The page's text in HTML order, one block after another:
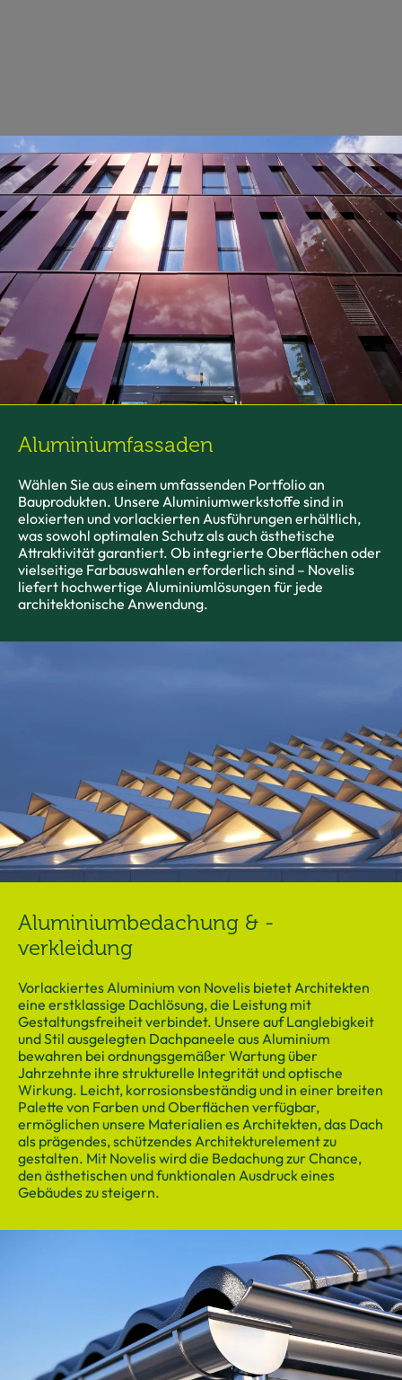
Aluminiumfassaden
Wählen Sie aus einem umfassenden Portfolio an
Bauprodukten. Unsere Aluminiumwerkstoffe sind in
eloxierten und vorlackierten Ausführungen erhältlich,
was sowohl optimalen Schutz als auch ästhetische
Attraktivität garantiert. Ob integrierte Oberflächen oder
vielseitige Farbauswahlen erforderlich sind – Novelis
liefert hochwertige Aluminiumlösungen für jede
architektonische Anwendung.
Aluminiumbedachung & -
verkleidung
Vorlackiertes Aluminium von Novelis bietet Architekten
eine erstklassige Dachlösung, die Leistung mit
Gestaltungsfreiheit verbindet. Unsere auf Langlebigkeit
und Stil ausgelegten Dachpaneele aus Aluminium
bewahren bei ordnungsgemäßer Wartung über
Jahrzehnte ihre strukturelle Integrität und optische
Wirkung. Leicht, korrosionsbeständig und in einer breiten
Palette von Farben und Oberflächen verfügbar,
ermöglichen unsere Materialien es Architekten, das Dach
als prägendes, schützendes Architekturelement zu
gestalten. Mit Novelis wird die Bedachung zur Chance,
den ästhetischen und funktionalen Ausdruck eines
Gebäudes zu steigern.